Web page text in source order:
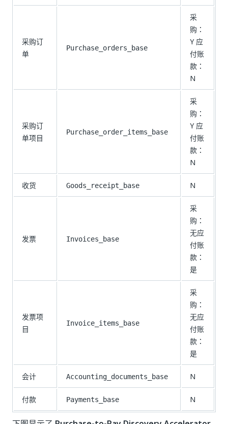
采购订
单
Purchase_orders_base
采
购：
Y 应
付账
款：
N
采购订
单项目
Purchase_order_items_base
采
购：
Y 应
付账
款：
N
收货 Goods_receipt_base N
发票 Invoices_base
采
购：
无应
付账
款：
是
发票项
目
Invoice_items_base
采
购：
无应
付账
款：
是
会计 Accounting_documents_base N
付款 Payments_base N